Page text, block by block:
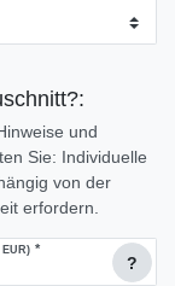
und
Sie: Individuelle
von der
erfordern.
*
?